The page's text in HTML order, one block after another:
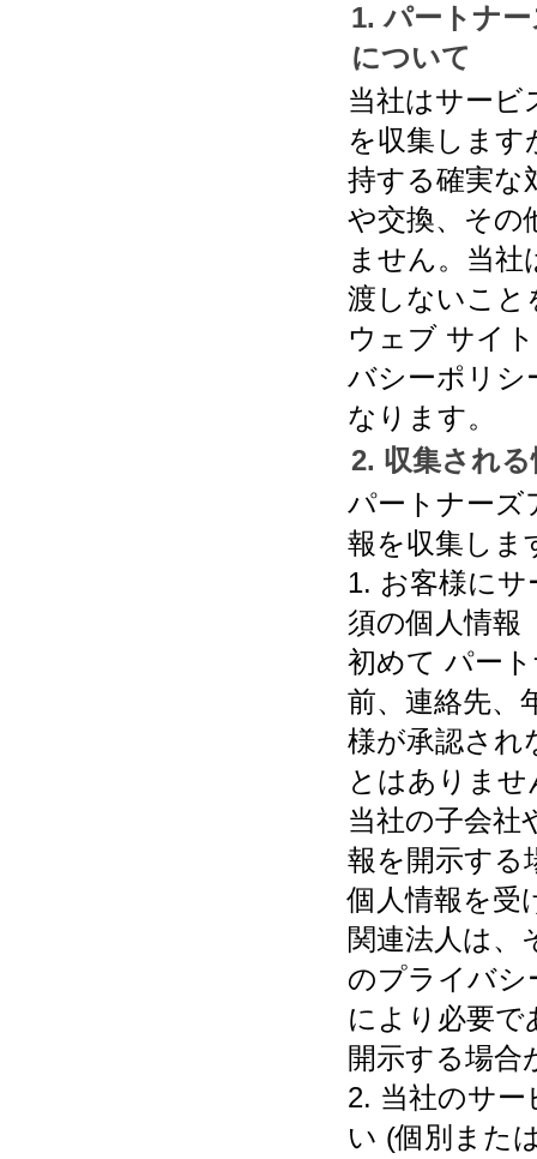
1. パートナ
について
当社はサービ
を収集します
持する確実な
や交換、その
ません。当
渡しないこと
ウェブ サイ
バシーポリシ
なります。
2. 収集され
パートナーズ
報を収集しま
1. お客様に
須の個人情報
初めて パー
前、連絡先、
様が承認され
とはありませ
当社の子会社
報を開示する
個人情報を受
関連法人は、
のプライバシ
により必要で
開示する場合
2. 当社のサ
い (個別また